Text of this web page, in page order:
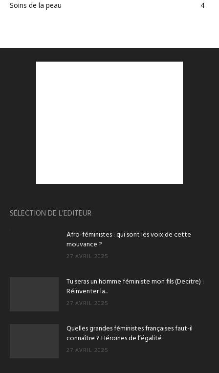
Soins de la peau
4
SÉLECTION DE L'EDITEUR
Afro-féministes : qui sont les voix de cette
mouvance ?
27 AVRIL 2025
Tu seras un homme féministe mon fils (Decitre) :
Réinventer la...
27 AVRIL 2025
Quelles grandes féministes françaises faut-il
connaître ? Héroïnes de l’égalité
27 AVRIL 2025